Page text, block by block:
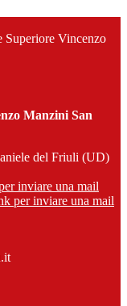
Superiore Vincenzo
Manzini San
del Friuli (UD)
inviare una mail
per inviare una mail